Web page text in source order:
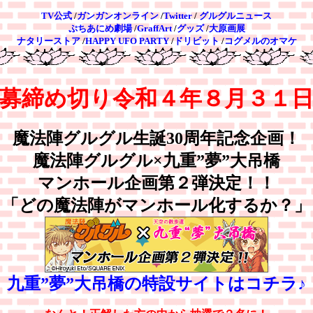
TV公式 /ガンガンオンライン /Twitter / グルグルニュース
ぷちあにめ劇場/GraffArt/グッズ/大原画展
ナタリーストア/HAPPY UFO PARTY/ドリビット/コグメルのオマケ
締め切り令和４年８月３１
魔法陣グルグル生誕30周年記念企画！
魔法陣グルグル×九重”夢”大吊橋
マンホール企画第２弾決定！！
「どの魔法陣がマンホール化するか？」
九重”夢”大吊橋の特設サイトはコチラ♪